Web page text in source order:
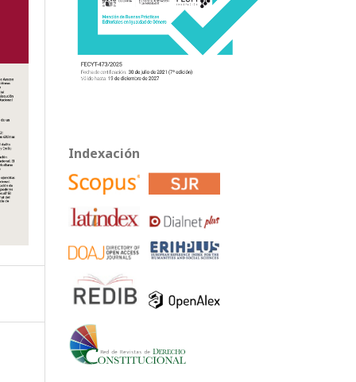
Indexación